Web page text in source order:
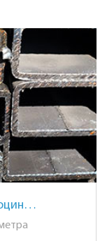
Труба прямоугольная 150х100х8 оцинкованная